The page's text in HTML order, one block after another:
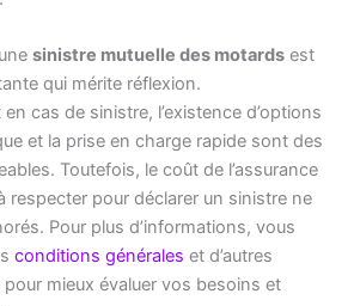
sinistre mutuelle des motards est
qui mérite réflexion.
cas de sinistre, l’existence d’options
et la prise en charge rapide sont des
Toutefois, le coût de l’assurance
respecter pour déclarer un sinistre ne
Pour plus d’informations, vous
conditions générales et d’autres
mieux évaluer vos besoins et